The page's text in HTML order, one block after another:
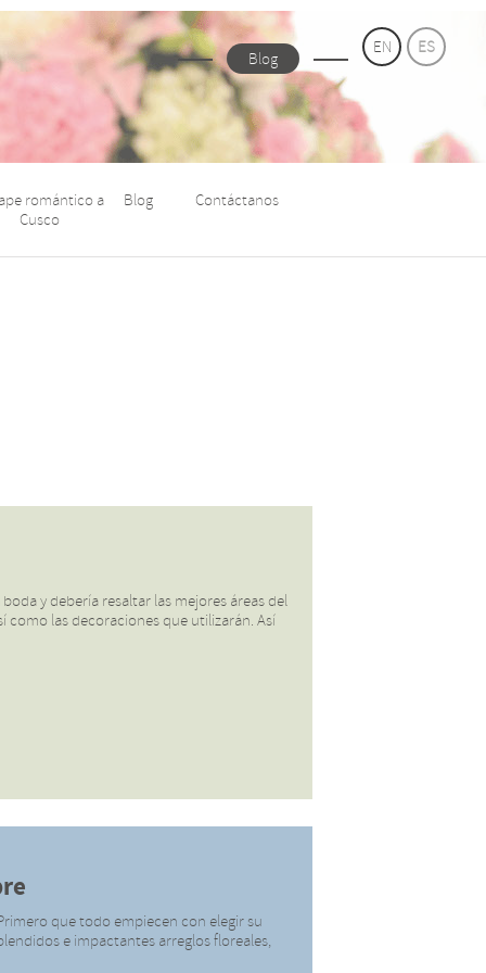
Blog
EN ES
romántico a
Cusco
Blog Contáctanos
y debería resaltar las mejores áreas del
como las decoraciones que utilizarán. Así
que todo empiecen con elegir su
e impactantes arreglos floreales,